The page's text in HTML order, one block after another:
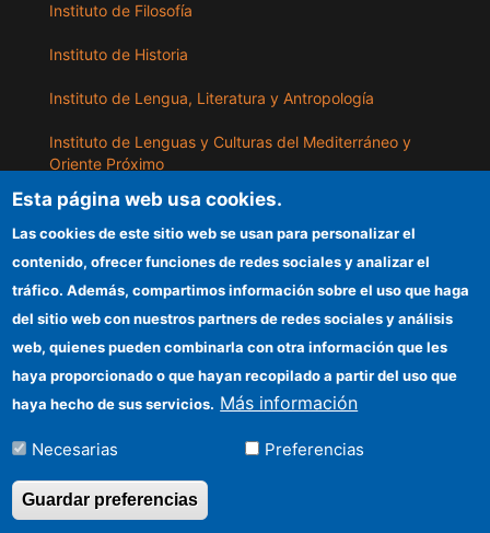
Instituto de Filosofía
Instituto de Historia
Instituto de Lengua, Literatura y Antropología
Instituto de Lenguas y Culturas del Mediterráneo y
Oriente Próximo
Instituto de Políticas y Bienes Públicos
ILLA
Sede electrónica CSIC
Información para proveedores
Organismos financiadores
Cómo llegar
Esta página web usa cookies.
Las cookies de este sitio web se usan para personalizar el
contenido, ofrecer funciones de redes sociales y analizar el
tráfico. Además, compartimos información sobre el uso que haga
del sitio web con nuestros partners de redes sociales y análisis
web, quienes pueden combinarla con otra información que les
haya proporcionado o que hayan recopilado a partir del uso que
haya hecho de sus servicios. Más información
Necesarias Preferencias
Guardar preferencias